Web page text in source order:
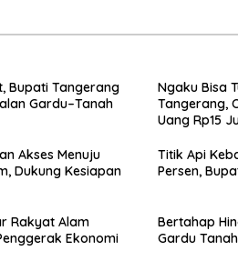
Bupati Tangerang
Gardu–Tanah
Ngaku Bisa
Tangerang,
Uang Rp15
Akses Menuju
Dukung Kesiapan
Titik Api
Persen,
Rakyat Alam
Ekonomi
Bertahap
Gardu